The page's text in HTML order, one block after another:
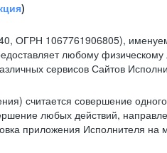
)
ОГРН 1067761906805),
любому
сервисов Сайтов
считается совершение
любых действий,
приложения Исполнителя на